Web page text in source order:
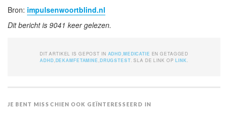
Bron: impulsenwoortblind.nl
Dit bericht is 9041 keer gelezen.
DIT ARTIKEL IS GEPOST IN ADHD MEDICATIE EN GETAGGED
ADHD DEKAMFETAMINE DRUGSTEST . SLA DE LINK OPLINK
JE BENT MISSCHIEN OOK GEÏNTERESSEERD IN